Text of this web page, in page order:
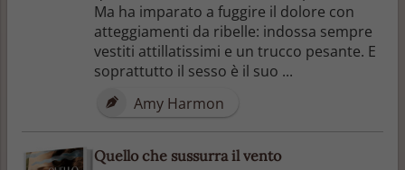
Ma ha imparato a fuggire il dolore con
atteggiamenti da ribelle: indossa sempre
vestiti attillatissimi e un trucco pesante. E
soprattutto il sesso è il suo ...
Amy Harmon
Quello che sussurra il vento